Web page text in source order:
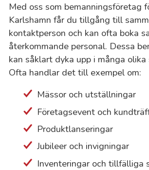
Med oss som bemanningsföretag
Karlshamn får du tillgång till
kontaktperson och kan ofta boka
återkommande personal. Dessa
kan såklart dyka upp i många olika
Ofta handlar det till exempel om:
Mässor och utställningar
Företagsevent och
Produktlanseringar
Jubileer och invigningar
Inventeringar och tillfälliga